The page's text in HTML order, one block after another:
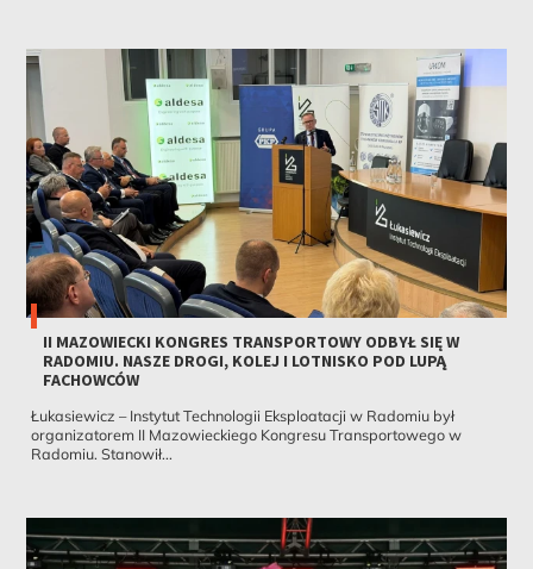
II MAZOWIECKI KONGRES TRANSPORTOWY ODBYŁ SIĘ W
RADOMIU. NASZE DROGI, KOLEJ I LOTNISKO POD LUPĄ
FACHOWCÓW
Łukasiewicz – Instytut Technologii Eksploatacji w Radomiu był
organizatorem II Mazowieckiego Kongresu Transportowego w
Radomiu. Stanowił...